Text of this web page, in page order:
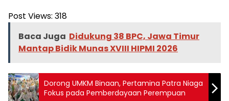
Post Views: 318
Baca Juga Didukung 38 BPC, Jawa Timur
Mantap Bidik Munas XVIII HIPMI 2026
Dorong UMKM Binaan, Pertamina Patra Niaga
Fokus pada Pemberdayaan Perempuan